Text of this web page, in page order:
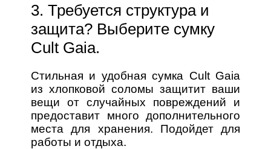
3. Требуется структура и
защита? Выберите сумку
Cult Gaia.
Стильная и удобная сумка Cult Gaia
из хлопковой соломы защитит ваши
вещи от случайных повреждений и
предоставит много дополнительного
места для хранения. Подойдет для
работы и отдыха.